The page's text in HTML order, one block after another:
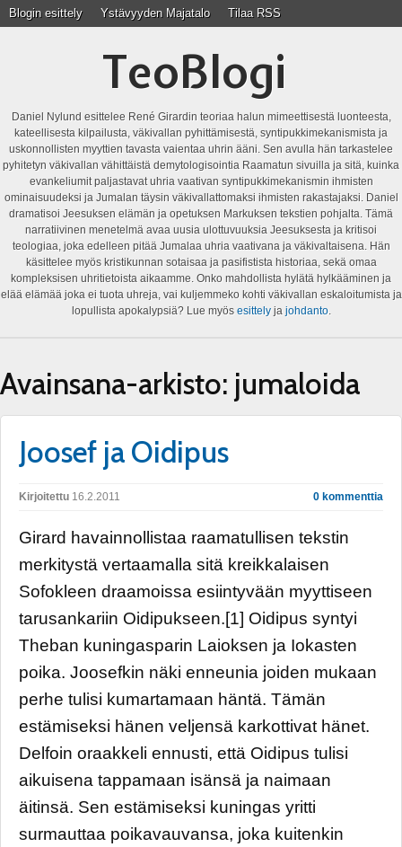
Blogin esittely Ystävyyden Majatalo Tilaa RSS
TeoBlogi
Daniel Nylund esittelee René Girardin teoriaa halun mimeettisestä luonteesta,
kateellisesta kilpailusta, väkivallan pyhittämisestä, syntipukkimekanismista ja
uskonnollisten myyttien tavasta vaientaa uhrin ääni. Sen avulla hän tarkastelee
pyhitetyn väkivallan vähittäistä demytologisointia Raamatun sivuilla ja sitä, kuinka
evankeliumit paljastavat uhria vaativan syntipukkimekanismin ihmisten
ominaisuudeksi ja Jumalan täysin väkivallattomaksi ihmisten rakastajaksi. Daniel
dramatisoi Jeesuksen elämän ja opetuksen Markuksen tekstien pohjalta. Tämä
narratiivinen menetelmä avaa uusia ulottuvuuksia Jeesuksesta ja kritisoi
teologiaa, joka edelleen pitää Jumalaa uhria vaativana ja väkivaltaisena. Hän
käsittelee myös kristikunnan sotaisaa ja pasifistista historiaa, sekä omaa
kompleksisen uhritietoista aikaamme. Onko mahdollista hylätä hylkääminen ja
elää elämää joka ei tuota uhreja, vai kuljemmeko kohti väkivallan eskaloitumista ja
lopullista apokalypsiä? Lue myös esittelyja johdanto.
Avainsana-arkisto: jumaloida
Joosef ja Oidipus
Kirjoitettu 16.2.2011 0 kommenttia
Girard havainnollistaa raamatullisen tekstin
merkitystä vertaamalla sitä kreikkalaisen
Sofokleen draamoissa esiintyvään myyttiseen
tarusankariin Oidipukseen.[1] Oidipus syntyi
Theban kuningasparin Laioksen ja Iokasten
poika. Joosefkin näki enneunia joiden mukaan
perhe tulisi kumartamaan häntä. Tämän
estämiseksi hänen veljensä karkottivat hänet.
Delfoin oraakkeli ennusti, että Oidipus tulisi
aikuisena tappamaan isänsä ja naimaan
äitinsä. Sen estämiseksi kuningas yritti
surmauttaa poikavauvansa, joka kuitenkin